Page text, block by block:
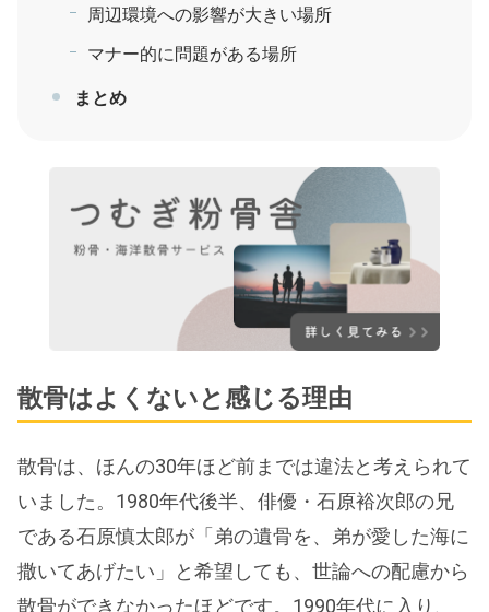
周辺環境への影響が大きい場所
マナー的に問題がある場所
まとめ
散骨はよくないと感じる理由
散骨は、ほんの30年ほど前までは違法と考えられて
いました。1980年代後半、俳優・石原裕次郎の兄
である石原慎太郎が「弟の遺骨を、弟が愛した海に
撒いてあげたい」と希望しても、世論への配慮から
散骨ができなかったほどです。1990年代に入り、